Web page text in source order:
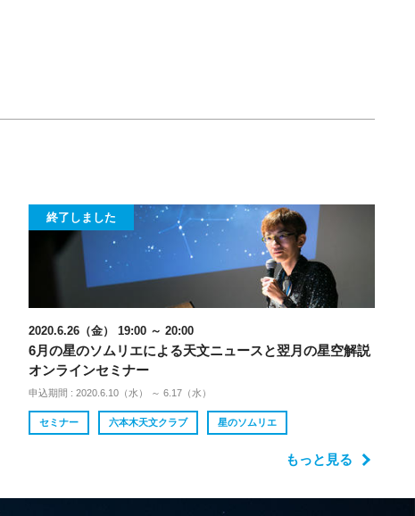
終了しました
2020.6.26（金） 19:00 ～ 20:00
6月の星のソムリエによる天文ニュースと翌月の星空解説
オンラインセミナー
申込期間 : 2020.6.10（水） ～ 6.17（水）
セミナー 六本木天文クラブ 星のソムリエ
もっと見る